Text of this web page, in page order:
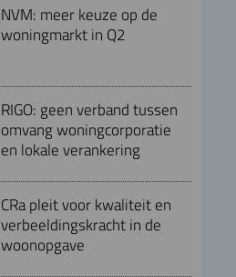
NVM: meer keuze op de
woningmarkt in Q2
RIGO: geen verband tussen
omvang woningcorporatie
en lokale verankering
CRa pleit voor kwaliteit en
verbeeldingskracht in de
woonopgave